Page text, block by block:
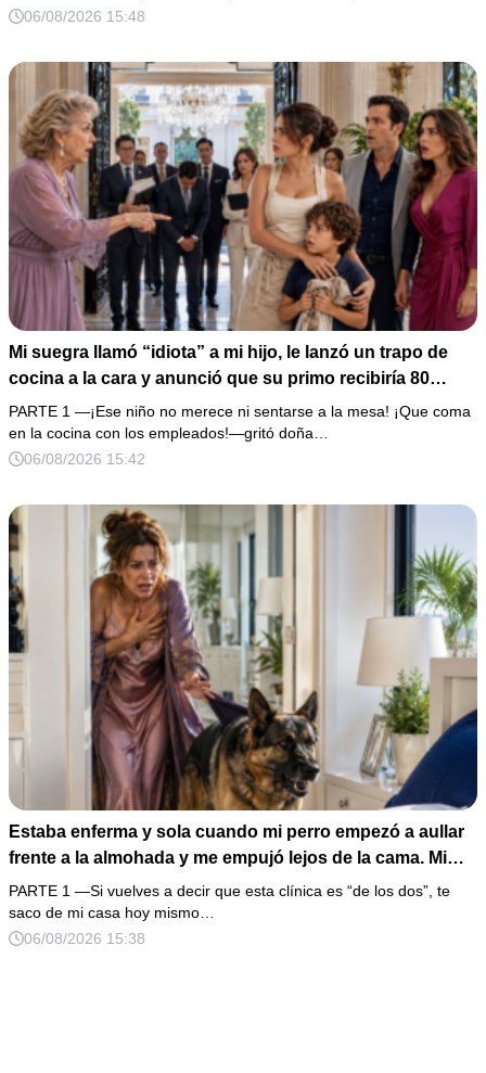
de boda de 8,000 pesos y coloqué sobre la mesa un
06/08/2026 15:48
Mi suegra llamó “idiota” a mi hijo, le lanzó un trapo de
cocina a la cara y anunció que su primo recibiría 80
millones y el 50% de las acciones: “Aprende cuál es tu
lugar”. Permanecí en silencio hasta que terminaron de
firmar; entonces mostré una grabación y alguien llamó a
PARTE 1 —¡Ese niño no merece ni sentarse a la mesa! ¡Que coma
en la cocina con los empleados!—gritó doña…
06/08/2026 15:42
Estaba enferma y sola cuando mi perro empezó a aullar
frente a la almohada y me empujó lejos de la cama. Mi
esposo regresó un día antes y susurró: “Acuéstate,
amor, yo te cuidaré”. Fingí obedecer, pero escondí una
grabadora bajo la cobija… Esa noche escuché por qué
PARTE 1 —Si vuelves a decir que esta clínica es “de los dos”, te
saco de mi casa hoy mismo…
06/08/2026 15:38